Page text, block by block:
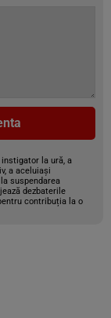
la ură, a
a aceluiași
suspendarea
dezbaterile
contribuția la o